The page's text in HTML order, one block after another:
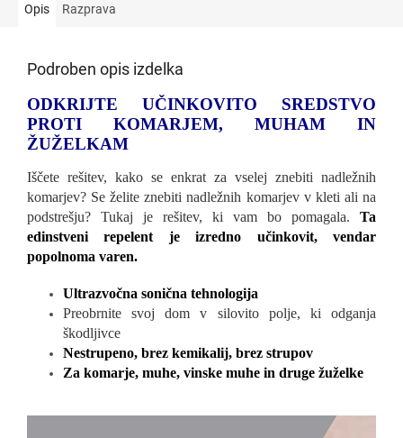
Opis Razprava
Podroben opis izdelka
ODKRIJTE UČINKOVITO SREDSTVO
PROTI KOMARJEM, MUHAM IN
ŽUŽELKAM
Iščete rešitev, kako se enkrat za vselej znebiti nadležnih
komarjev? Se želite znebiti nadležnih komarjev v kleti ali na
podstrešju? Tukaj je rešitev, ki vam bo pomagala. Ta
edinstveni repelent je izredno učinkovit, vendar
popolnoma varen.
Ultrazvočna sonična tehnologija
Preobrnite svoj dom v silovito polje, ki odganja
škodljivce
Nestrupeno, brez kemikalij, brez strupov
Za komarje, muhe, vinske muhe in druge žuželke